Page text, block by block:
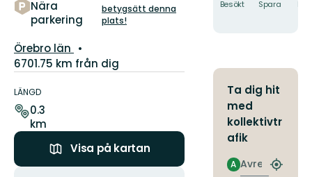
Nära
parkering
5
stjärnor
betygsätt denna
plats!
Län:
Örebro län
6701.75 km från dig
om
leden
LÄNGD
0.3
km
Visa på kartan
Besökt Spara
Ta dig hit
med
kollektivtr
afik
Avresa
A
Hitta